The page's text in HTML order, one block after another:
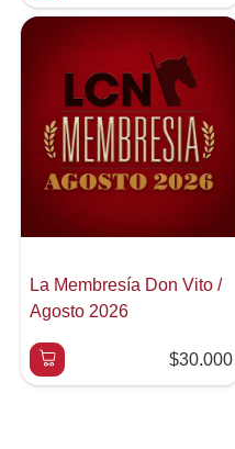
La Membresía Don Vito /
Agosto 2026
$30.000